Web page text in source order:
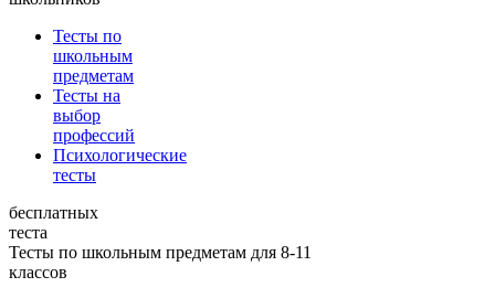
Тесты по
школьным
предметам
Тесты на
выбор
профессий
Психологические
тесты
бесплатных
теста
Тесты по школьным предметам для 8-11
классов